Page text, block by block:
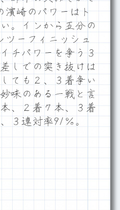
濱崎のパワーはト
。インから五分の
ツーフィニッシュ
チパワーを争う３
しでの突き抜けは
ても２、３着争い
味のある一戦と言
、２着７本、３着
、３連対率91％。